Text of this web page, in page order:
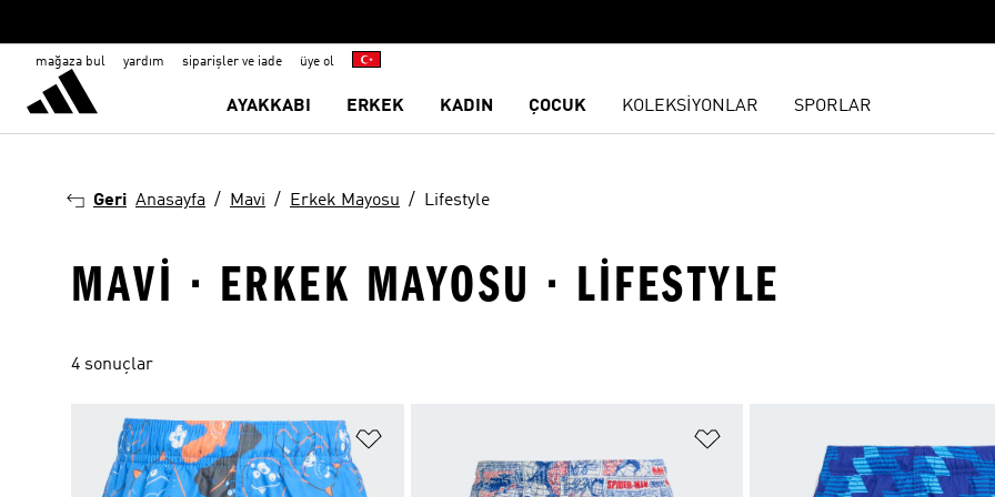
mağaza bul yardım siparişler ve iade üye ol
AYAKKABI ERKEK KADIN ÇOCUK KOLEKSİYONLAR SPORLAR
Geri Anasayfa Mavi Erkek Mayosu Lifestyle
MAVI · ERKEK MAYOSU · LIFESTYLE
4 sonuçlar